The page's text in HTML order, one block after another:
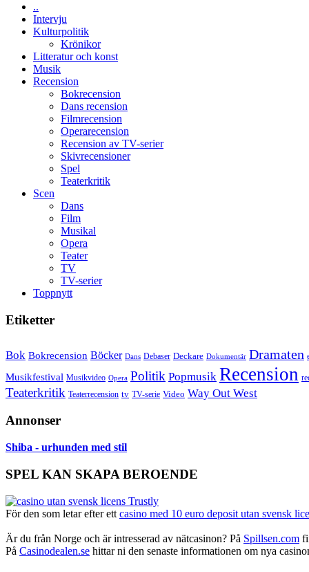
..
Intervju
Kulturpolitik
Krönikor
Litteratur och konst
Musik
Recension
Bokrecension
Dans recension
Filmrecension
Operarecension
Recension av TV-serier
Skivrecensioner
Spel
Teaterkritik
Scen
Dans
Film
Musikal
Opera
Teater
TV
TV-serier
Toppnytt
Etiketter
Bok Bokrecension Böcker Dans Debaser Deckare Dokumentär Dramaten
Musikfestival Musikvideo Opera Politik Popmusik Recension
Teaterkritik Teaterrecension tv TV-serie Video Way Out West
Annonser
Shiba - urhunden med stil
SPEL KAN SKAPA BEROENDE
För den som letar efter ett casino med 10 euro deposit utan svensk
Är du från Norge och är intresserad av nätcasinon? På Spillsen.com
På Casinodealen.se hittar ni den senaste informationen om nya